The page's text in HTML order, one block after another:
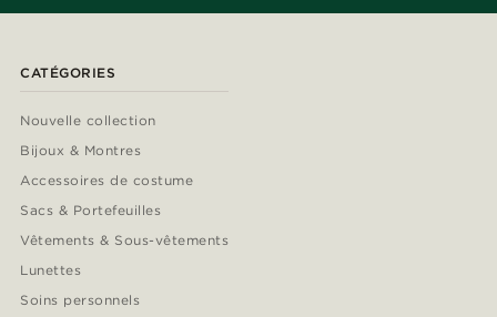
CATÉGORIES
Nouvelle collection
Bijoux & Montres
Accessoires de costume
Sacs & Portefeuilles
Vêtements & Sous-vêtements
Lunettes
Soins personnels